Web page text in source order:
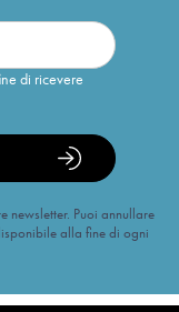
di ricevere
newsletter. Puoi annullare
alla fine di ogni